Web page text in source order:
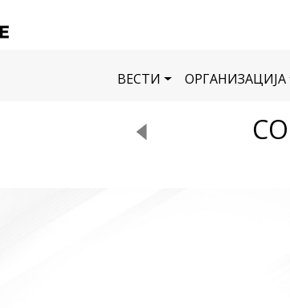
ВЕСТИ ОРГАНИЗАЦИЈА